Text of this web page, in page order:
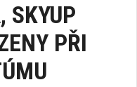
SKYUP
PŘI